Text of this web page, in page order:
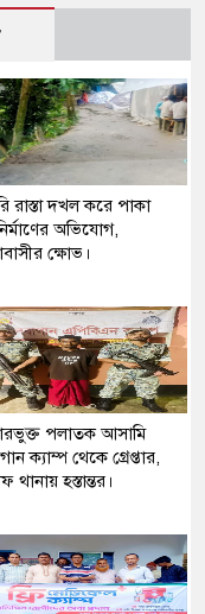
রাস্তা দখল করে পাকা
অভিযোগ,
ক্ষোভ।
পলাতক আসামি
ক্যাম্প থেকে গ্রেপ্তার,
থানায় হস্তান্তর।